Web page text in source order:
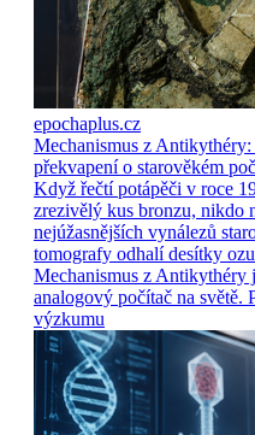
epochaplus.cz
Mechanismus z
překvapení o starověkém
Když řečtí potápěči v roce
zrezivělý kus bronzu, nikdo
nejúžasnějších vynálezů
tomografy odhalí desítky
Mechanismus z Antikythéry
analogový počítač na světě.
výzkumu